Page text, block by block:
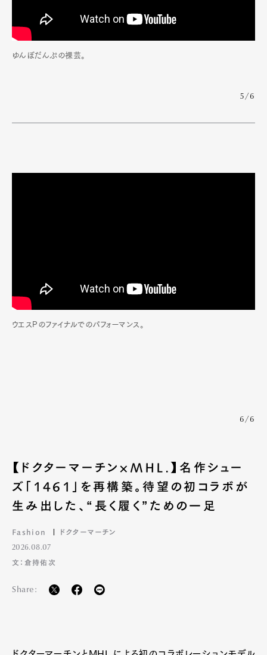
ゆんぼだんぷの裸芸。
5/6
ウエスPのファイナルでのパフォーマンス。
6/6
【ドクターマーチン×MHL.】名作シュー
ズ「1461」を再構築。待望の初コラボが
生み出した、“長く履く”ための一足
Fashion ドクターマーチン
2026.08.07
文：倉持佑次
Share: